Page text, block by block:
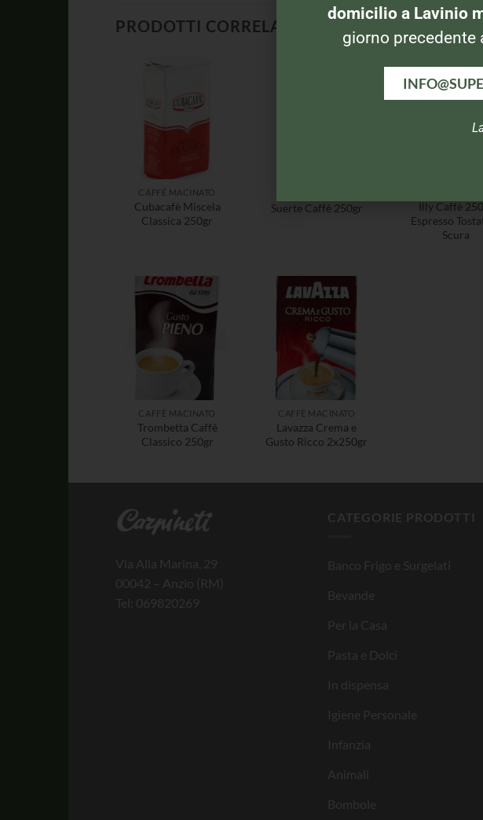
PRODOTTI CORRELATI
CAFFÈ MACINATO
Cubacafè Miscela
Classica 250gr
Suerte Caffè 250gr
Illy Caffè
Espresso
Scura
CAFFÈ MACINATO
Trombetta Caffè
Classico 250gr
CAFFÈ MACINATO
Lavazza Crema e
Gusto Ricco 2x250gr
Via Alla Marina, 29
00042 – Anzio (RM)
Tel: 069820269
CATEGORIE PRODOTTI
Banco Frigo e Surgelati
Bevande
Per la Casa
Pasta e Dolci
In dispensa
Igiene Personale
Infanzia
Animali
Bombole
domicilio a Lavinio
giorno precedente